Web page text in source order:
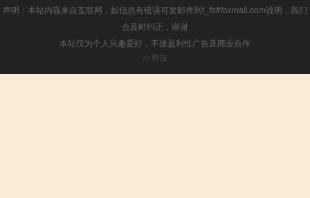
声明：本站内容来自互联网，如信息有错误可发邮件到f_fb#foxmail.com说明，我们
会及时纠正，谢谢
本站仅为个人兴趣爱好，不接盈利性广告及商业合作
小男孩